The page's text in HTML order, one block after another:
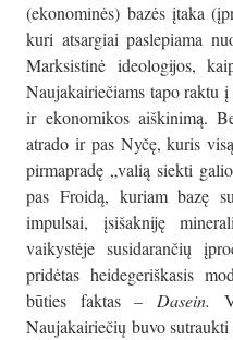
(ekonominės) bazės įtaka
kuri atsargiai paslepiama
Marksistinė ideologijos,
Naujakairiečiams tapo raktu
ir ekonomikos aiškinimą.
atrado ir pas Nyčę, kuris
pirmapradę „valią siekti
pas Froidą, kuriam bazę
impulsai, įsišakniję
vaikystėje susidarančių
pridėtas heidegeriškasis
būties faktas – Dasein.
Naujakairiečių buvo